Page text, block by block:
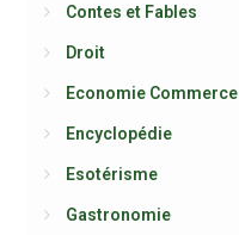
Contes et Fables
Droit
Economie Commerce
Encyclopédie
Esotérisme
Gastronomie